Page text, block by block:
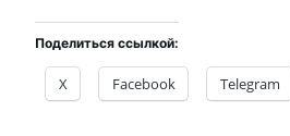
Поделиться ссылкой:
X Facebook Telegram